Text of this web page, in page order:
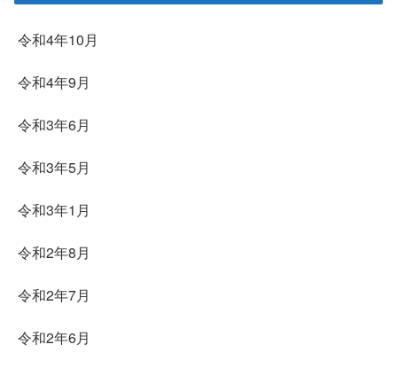
令和4年10月
令和4年9月
令和3年6月
令和3年5月
令和3年1月
令和2年8月
令和2年7月
令和2年6月